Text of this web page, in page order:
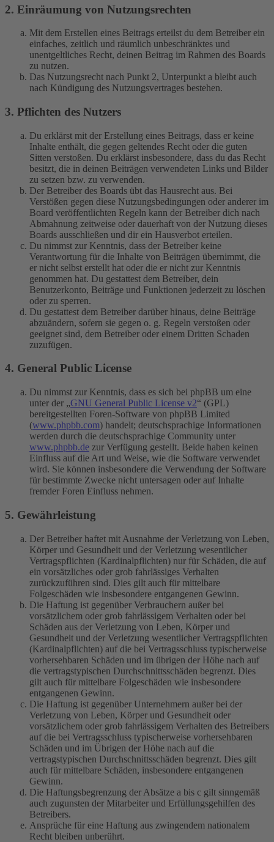
2. Einräumung von Nutzungsrechten
Mit dem Erstellen eines Beitrags erteilst du dem Betreiber ein
einfaches, zeitlich und räumlich unbeschränktes und
unentgeltliches Recht, deinen Beitrag im Rahmen des Boards
zu nutzen.
Das Nutzungsrecht nach Punkt 2, Unterpunkt a bleibt auch
nach Kündigung des Nutzungsvertrages bestehen.
3. Pflichten des Nutzers
Du erklärst mit der Erstellung eines Beitrags, dass er keine
Inhalte enthält, die gegen geltendes Recht oder die guten
Sitten verstoßen. Du erklärst insbesondere, dass du das Recht
besitzt, die in deinen Beiträgen verwendeten Links und Bilder
zu setzen bzw. zu verwenden.
Der Betreiber des Boards übt das Hausrecht aus. Bei
Verstößen gegen diese Nutzungsbedingungen oder anderer im
Board veröffentlichten Regeln kann der Betreiber dich nach
Abmahnung zeitweise oder dauerhaft von der Nutzung dieses
Boards ausschließen und dir ein Hausverbot erteilen.
Du nimmst zur Kenntnis, dass der Betreiber keine
Verantwortung für die Inhalte von Beiträgen übernimmt, die
er nicht selbst erstellt hat oder die er nicht zur Kenntnis
genommen hat. Du gestattest dem Betreiber, dein
Benutzerkonto, Beiträge und Funktionen jederzeit zu löschen
oder zu sperren.
Du gestattest dem Betreiber darüber hinaus, deine Beiträge
abzuändern, sofern sie gegen o. g. Regeln verstoßen oder
geeignet sind, dem Betreiber oder einem Dritten Schaden
zuzufügen.
4. General Public License
Du nimmst zur Kenntnis, dass es sich bei phpBB um eine
unter der „GNU General Public License v2“ (GPL)
bereitgestellten Foren-Software von phpBB Limited
(www.phpbb.com) handelt; deutschsprachige Informationen
werden durch die deutschsprachige Community unter
www.phpbb.de zur Verfügung gestellt. Beide haben keinen
Einfluss auf die Art und Weise, wie die Software verwendet
wird. Sie können insbesondere die Verwendung der Software
für bestimmte Zwecke nicht untersagen oder auf Inhalte
fremder Foren Einfluss nehmen.
5. Gewährleistung
Der Betreiber haftet mit Ausnahme der Verletzung von Leben,
Körper und Gesundheit und der Verletzung wesentlicher
Vertragspflichten (Kardinalpflichten) nur für Schäden, die auf
ein vorsätzliches oder grob fahrlässiges Verhalten
zurückzuführen sind. Dies gilt auch für mittelbare
Folgeschäden wie insbesondere entgangenen Gewinn.
Die Haftung ist gegenüber Verbrauchern außer bei
vorsätzlichem oder grob fahrlässigem Verhalten oder bei
Schäden aus der Verletzung von Leben, Körper und
Gesundheit und der Verletzung wesentlicher Vertragspflichten
(Kardinalpflichten) auf die bei Vertragsschluss typischerweise
vorhersehbaren Schäden und im übrigen der Höhe nach auf
die vertragstypischen Durchschnittsschäden begrenzt. Dies
gilt auch für mittelbare Folgeschäden wie insbesondere
entgangenen Gewinn.
Die Haftung ist gegenüber Unternehmern außer bei der
Verletzung von Leben, Körper und Gesundheit oder
vorsätzlichem oder grob fahrlässigem Verhalten des Betreibers
auf die bei Vertragsschluss typischerweise vorhersehbaren
Schäden und im Übrigen der Höhe nach auf die
vertragstypischen Durchschnittsschäden begrenzt. Dies gilt
auch für mittelbare Schäden, insbesondere entgangenen
Gewinn.
Die Haftungsbegrenzung der Absätze a bis c gilt sinngemäß
auch zugunsten der Mitarbeiter und Erfüllungsgehilfen des
Betreibers.
Ansprüche für eine Haftung aus zwingendem nationalem
Recht bleiben unberührt.